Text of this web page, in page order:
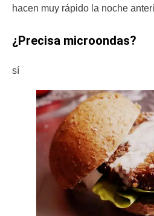
hacen muy rápido la noche
¿Precisa microondas?
sí